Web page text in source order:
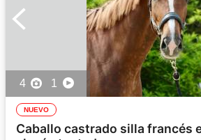
4 1
NUEVO
Caballo castrado silla francés